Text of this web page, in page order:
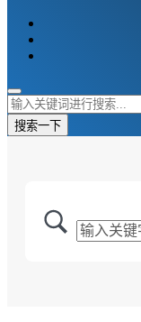
搜索一下